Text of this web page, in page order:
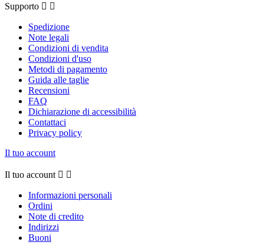
Supporto  
Spedizione
Note legali
Condizioni di vendita
Condizioni d'uso
Metodi di pagamento
Guida alle taglie
Recensioni
FAQ
Dichiarazione di accessibilità
Contattaci
Privacy policy
Il tuo account
Il tuo account  
Informazioni personali
Ordini
Note di credito
Indirizzi
Buoni